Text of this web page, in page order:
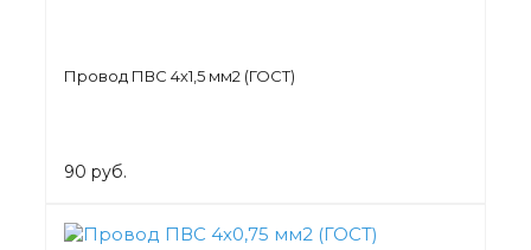
Провод ПВС 4х1,5 мм2 (ГОСТ)
90 руб.